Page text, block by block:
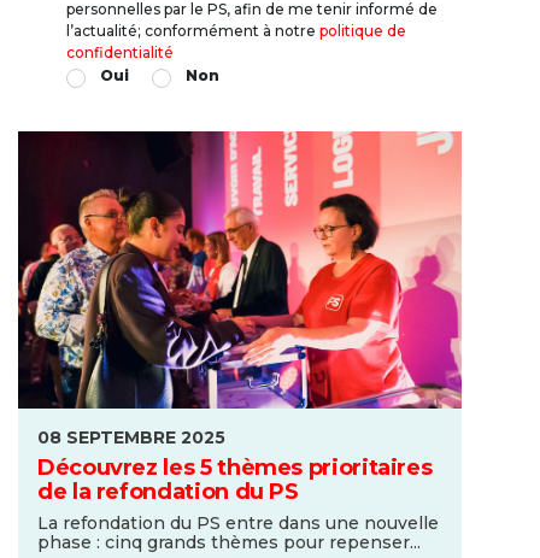
personnelles par le PS, afin de me tenir informé de
l’actualité; conformément à notre politique de
confidentialité
Oui
Non
08 SEPTEMBRE 2025
Découvrez les 5 thèmes prioritaires
de la refondation du PS
La refondation du PS entre dans une nouvelle
phase : cinq grands thèmes pour repenser...